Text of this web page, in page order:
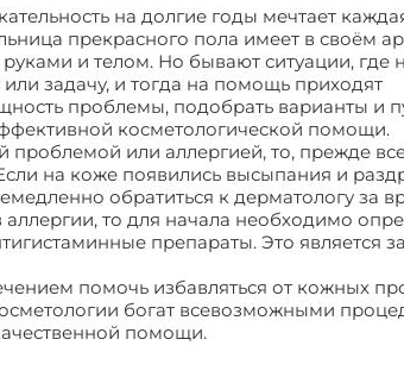
на долгие годы мечтает
прекрасного пола имеет в своём
и телом. Но бывают ситуации, где
задачу, и тогда на помощь приходят
проблемы, подобрать варианты и
косметологической помощи.
проблемой или аллергией, то, прежде
на коже появились высыпания и
обратиться к дерматологу за
то для начала необходимо
препараты. Это является
помочь избавляться от кожных
богат всевозможными
помощи.